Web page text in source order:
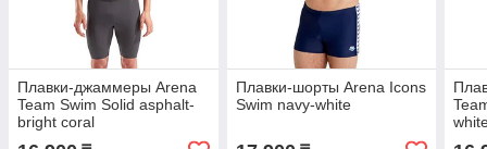
Плавки-джаммеры Arena
Team Swim Solid asphalt-
bright coral
Плавки-шорты Arena Icons
Swim navy-white